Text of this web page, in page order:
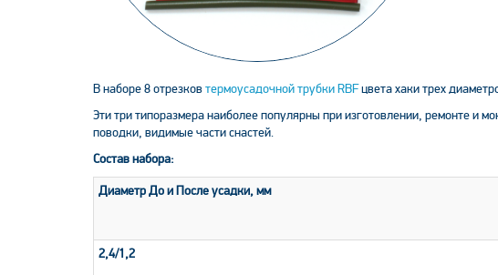
В наборе 8 отрезков термоусадочной трубки RBFцвета хаки трех
Эти три типоразмера наиболее популярны при изготовлении, ремонте и
поводки, видимые части снастей.
Состав набора:
Диаметр До и После усадки, мм
2,4/1,2